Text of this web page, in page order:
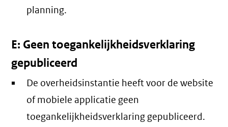
planning.
E: Geen toegankelijkheidsverklaring
gepubliceerd
De overheidsinstantie heeft voor de website
of mobiele applicatie geen
toegankelijkheidsverklaring gepubliceerd.